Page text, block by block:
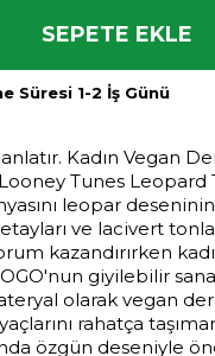
SEPETE EKLE
Süresi 1-2 İş Günü
Kadın Vegan
Tunes Leopard
leopar
ve lacivert
kazandırırken
giyilebilir sanat
olarak vegan
rahatça
özgün deseniyle